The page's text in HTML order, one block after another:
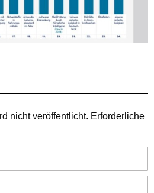
nicht veröffentlicht. Erforderliche